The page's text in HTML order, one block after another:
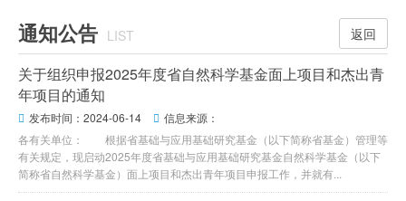
通知公告 LIST 返回
关于组织申报2025年度省自然科学基金面上项目和杰出青
年项目的通知
 发布时间：2024-06-14  信息来源：
各有关单位： 根据省基础与应用基础研究基金（以下简称省基金）管理等
有关规定，现启动2025年度省基础与应用基础研究基金自然科学基金（以下
简称省自然科学基金）面上项目和杰出青年项目申报工作，并就有...